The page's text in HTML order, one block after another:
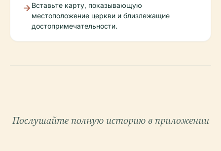
Вставьте карту, показывающую
местоположение церкви и близлежащие
достопримечательности.
Послушайте полную историю в приложении